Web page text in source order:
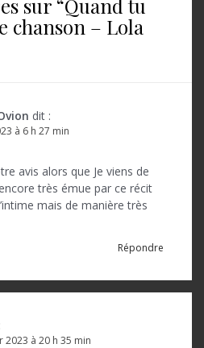
sur “Quand tu
chanson – Lola
dit :
à 6 h 27 min
avis alors que Je viens de
très émue par ce récit
mais de manière très
Répondre
2023 à 20 h 35 min